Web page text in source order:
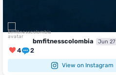
bmfitnesscolombia Jun 27
4 2
View on Instagram